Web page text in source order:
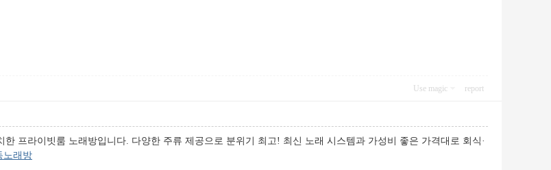
Use magic report
프라이빗룸 노래방입니다. 다양한 주류 제공으로 분위기 최고! 최신 노래 시스템과 가성비 좋은 가격대로 회식·
노래방